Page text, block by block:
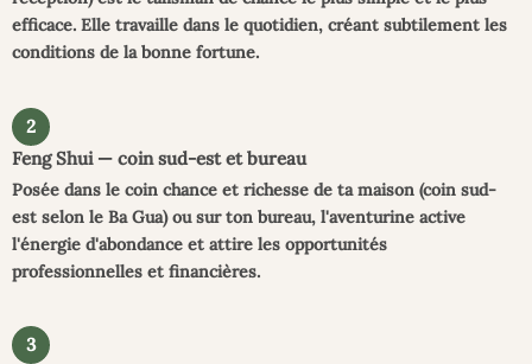
efficace. Elle travaille dans le quotidien, créant subtilement les
conditions de la bonne fortune.
2
Feng Shui — coin sud-est et bureau
Posée dans le coin chance et richesse de ta maison (coin sud-
est selon le Ba Gua) ou sur ton bureau, l'aventurine active
l'énergie d'abondance et attire les opportunités
professionnelles et financières.
3